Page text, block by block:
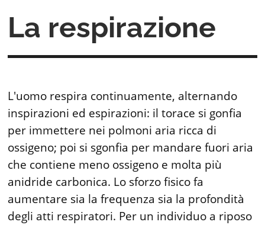
La respirazione
L'uomo respira continuamente, alternando
inspirazioni ed espirazioni: il torace si gonfia
per immettere nei polmoni aria ricca di
ossigeno; poi si sgonfia per mandare fuori aria
che contiene meno ossigeno e molta più
anidride carbonica. Lo sforzo fisico fa
aumentare sia la frequenza sia la profondità
degli atti respiratori. Per un individuo a riposo